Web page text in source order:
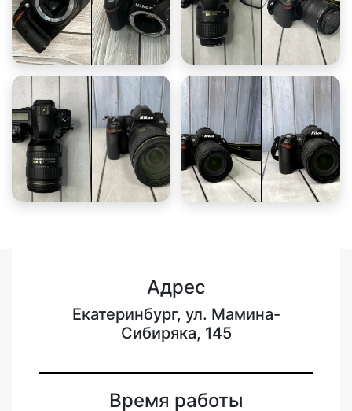
Адрес
Екатеринбург, ул. Мамина-
Сибиряка, 145
Время работы